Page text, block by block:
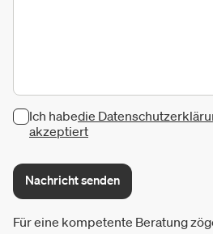
Ich habedie
akzeptiert
Nachricht senden
Für eine kompetente Beratung